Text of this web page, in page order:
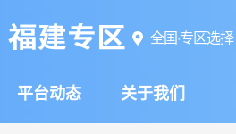
全国·专区选择
平台动态 关于我们